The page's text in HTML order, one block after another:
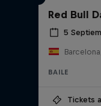
Red Bull
5
BAILE
Tickets